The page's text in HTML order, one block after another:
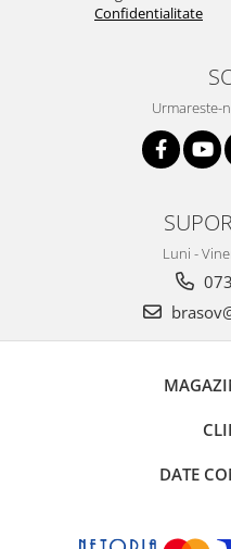
Cosuri de gunoi pentru birou
Masini de legat, indosariat si
Protocol si HORECA
Cafea, ceai, zahar, lapte
Bucatarie si servire
Confidentialitate
Urmareste-
Luni -
DATE